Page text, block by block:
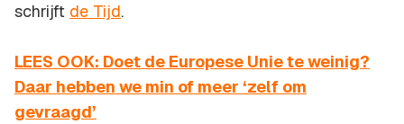
schrijft de Tijd.
LEES OOK: Doet de Europese Unie te weinig?
Daar hebben we min of meer ‘zelf om
gevraagd’